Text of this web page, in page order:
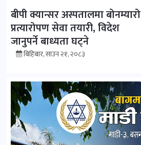
बीपी क्यान्सर अस्पतालमा बोनम्यारो
प्रत्यारोपण सेवा तयारी, विदेश
जानुपर्ने बाध्यता घट्ने
बिहिबार, साउन २१, २०८३